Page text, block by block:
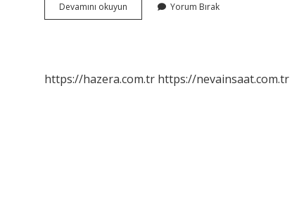
Devamını okuyun
Işık
Yorum Bırak
https://hazera.com.tr https://nevainsaat.com.tr